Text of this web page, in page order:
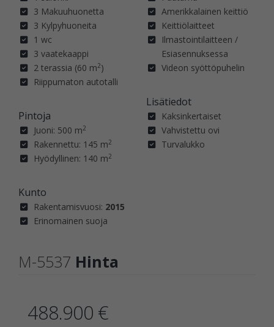
3 Makuuhuonetta
3 Kylpyhuoneita
1 wc
3 vaatekaappi
2 terassia (60 m2)
Riippumaton autotalli
Pintoja
Juoni: 500 m2
Rakennettu: 145 m2
Hyödyllinen: 140 m2
Kunto
Rakentamisvuosi: 2015
Erinomainen suoja
Amerikkalainen keittiö
Keittiölaitteet
Ilmastointilaitteen /
Esiasennuksessa
Videon syöttöpuhelin
Lisätiedot
Kaksinkertaiset
Vahvistettu ovi
Turvalukko
M-5537 Hinta
488.900 €